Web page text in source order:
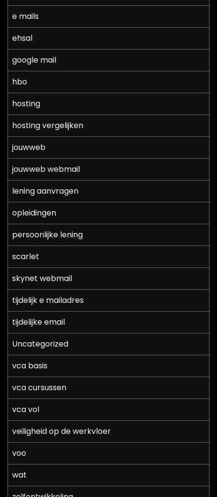
e mails
ehsal
google mail
hbo
hosting
hosting vergelijken
jouwweb
jouwweb webmail
lening aanvragen
opleidingen
persoonlijke lening
scarlet
skynet webmail
tijdelijk e mailadres
tijdelijke email
Uncategorized
vca basis
vca cursussen
vca vol
veiligheid op de werkvloer
voo
wat